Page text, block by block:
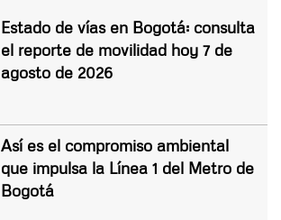
Estado de vías en Bogotá: consulta
el reporte de movilidad hoy 7 de
agosto de 2026
Así es el compromiso ambiental
que impulsa la Línea 1 del Metro de
Bogotá